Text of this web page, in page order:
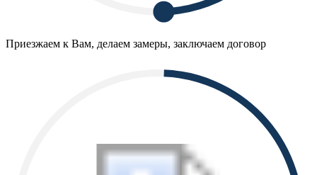
Приезжаем к Вам, делаем замеры, заключаем договор